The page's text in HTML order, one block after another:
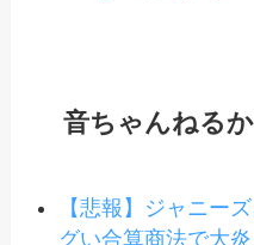
音ちゃんねる
【悲報】ジャニー
グい合算商法で大